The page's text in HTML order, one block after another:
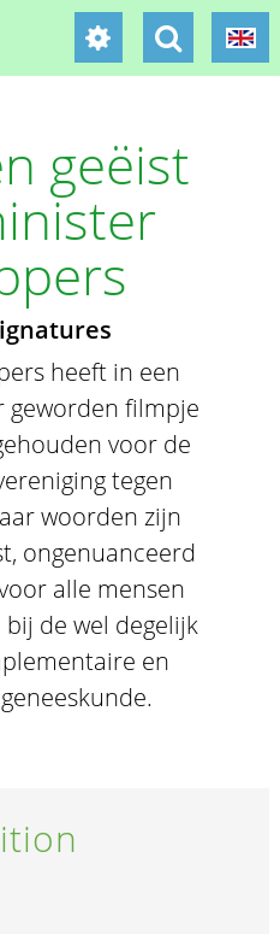
geëist
heeft in een
geworden filmpje
voor de
tegen
woorden zijn
ongenuanceerd
alle mensen
de wel degelijk
en